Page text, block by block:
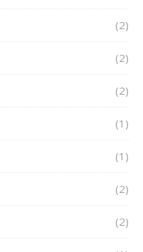
(2)
(2)
(2)
(1)
(1)
(2)
(2)